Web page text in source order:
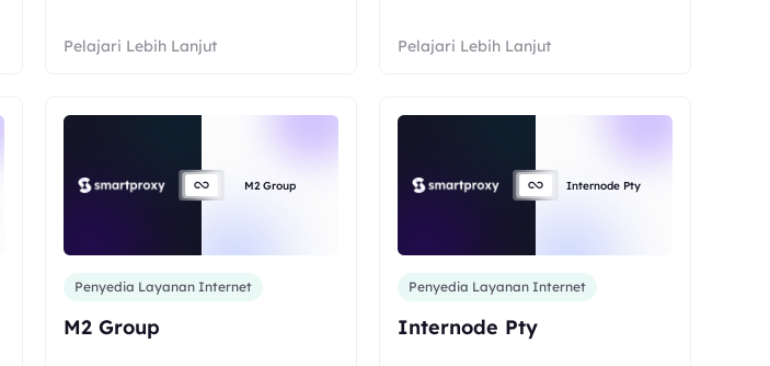
Pelajari Lebih Lanjut Pelajari Lebih Lanjut
M2 Group
Penyedia Layanan Internet
M2 Group
Internode Pty
Penyedia Layanan Internet
Internode Pty